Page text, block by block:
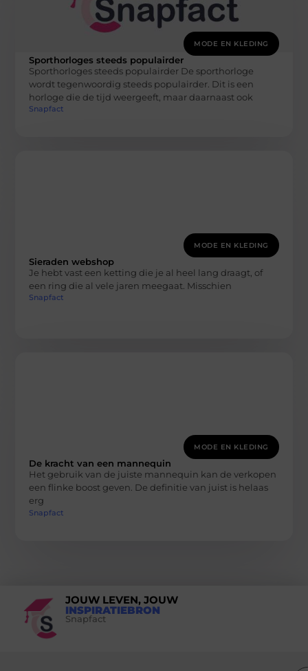
MODE EN KLEDING
Sporthorloges steeds populairder
Sporthorloges steeds populairder De sporthorloge
wordt tegenwoordig steeds populairder. Dit is een
horloge die de tijd weergeeft, maar daarnaast ook
Snapfact
MODE EN KLEDING
Sieraden webshop
Je hebt vast een ketting die je al heel lang draagt, of
een ring die al vele jaren meegaat. Misschien
Snapfact
MODE EN KLEDING
De kracht van een mannequin
Het gebruik van de juiste mannequin kan de verkopen
een flinke boost geven. De definitie van juist is helaas
erg
Snapfact
JOUW LEVEN, JOUW
INSPIRATIEBRON
Snapfact